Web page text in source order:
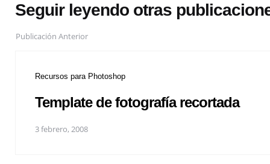
Seguir leyendo otras
Publicación Anterior
Recursos para Photoshop
Template de fotografía recortada
3 febrero, 2008